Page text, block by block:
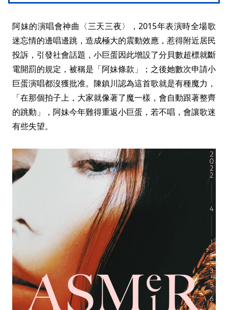
阿妹的演唱會神曲〈三天三夜〉，2015年表演時全場歌
迷忘情的邊唱邊跳，造成極大的震動效應，惹得附近居民
投訴，引發社會話題，小巨蛋因此增設了分貝數超標就斷
電開罰的規定，被稱是「阿妹條款」；之後她數次申請小
巨蛋演唱都沒獲批准。陳鎮川認為這首歌就是有種魔力，
「在那個拍子上，大家就像著了魔一樣，會自動跟著整齊
的跳動」，阿妹今年難得重返小巨蛋，若不唱，會讓歌迷
有些失望。